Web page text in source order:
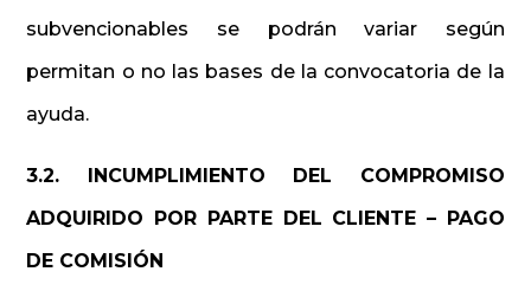
subvencionables se podrán variar según
permitan o no las bases de la convocatoria de la
ayuda.
3.2. INCUMPLIMIENTO DEL COMPROMISO
ADQUIRIDO POR PARTE DEL CLIENTE – PAGO
DE COMISIÓN